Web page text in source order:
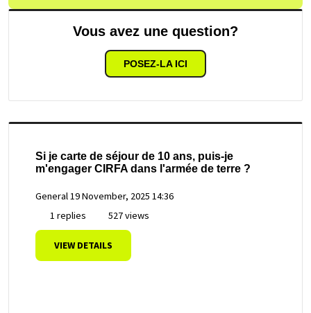
Vous avez une question?
POSEZ-LA ICI
Si je carte de séjour de 10 ans, puis-je
m'engager CIRFA dans l'armée de terre ?
General19 November, 2025 14:36
1 replies
527 views
VIEW DETAILS